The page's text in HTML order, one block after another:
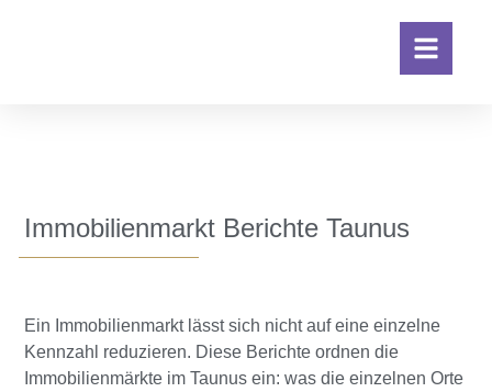
Immobilienmarkt Berichte Taunus
Ein Immobilienmarkt lässt sich nicht auf eine einzelne
Kennzahl reduzieren. Diese Berichte ordnen die
Immobilienmärkte im Taunus ein: was die einzelnen Orte